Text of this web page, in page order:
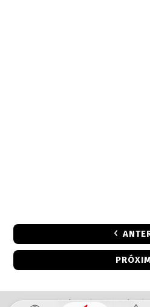
Sobre | Anuncie |